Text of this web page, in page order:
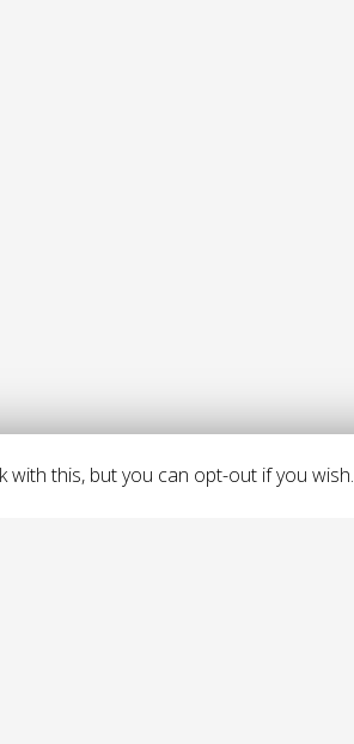
this, but you can opt-out if you wish.